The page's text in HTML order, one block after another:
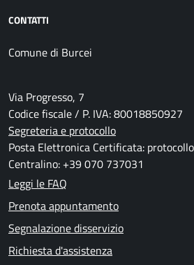
CONTATTI
Comune di Burcei
Via Progresso, 7
Codice fiscale / P. IVA: 80018850927
Segreteria e protocollo
Posta Elettronica Certificata:
Centralino: +39 070 737031
Leggi le FAQ
Prenota appuntamento
Segnalazione disservizio
Richiesta d'assistenza